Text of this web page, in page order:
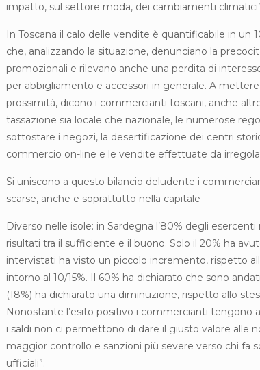
impatto, sul settore moda, dei cambiamenti
In Toscana il calo delle vendite è quantificabile in un
che, analizzando la situazione, denunciano la
promozionali e rilevano anche una perdita di
per abbigliamento e accessori in generale. A
prossimità, dicono i commercianti toscani, anche
tassazione sia locale che nazionale, le numerose
sottostare i negozi, la desertificazione dei centri
commercio on-line e le vendite effettuate da
Si uniscono a questo bilancio deludente i
scarse, anche e soprattutto nella capitale
Diverso nelle isole: in Sardegna l’80% degli
risultati tra il sufficiente e il buono. Solo il 20% ha
intervistati ha visto un piccolo incremento, rispetto
intorno al 10/15%. Il 60% ha dichiarato che sono
(18%) ha dichiarato una diminuzione, rispetto allo
Nonostante l’esito positivo i commercianti tengono
i saldi non ci permettono di dare il giusto valore alle
maggior controllo e sanzioni più severe verso chi fa
ufficiali”.